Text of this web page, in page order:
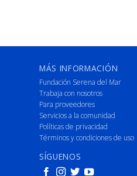
MÁS INFORMACIÓN
Fundación Serena del Mar
Trabaja con nosotros
Para proveedores
Servicios a la comunidad
Políticas de privacidad
Términos y condiciones de uso
SÍGUENOS